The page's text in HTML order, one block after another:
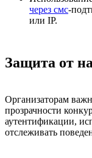
через смс-
или IP.
Защита от
Организаторам
прозрачности
аутентификации,
отслеживать